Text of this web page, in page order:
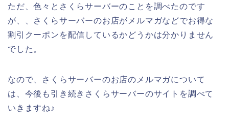
ただ、色々とさくらサーバーのことを調べたのです
が、、さくらサーバーのお店がメルマガなどでお得な
割引クーポンを配信しているかどうかは分かりません
でした。
なので、さくらサーバーのお店のメルマガについて
は、今後も引き続きさくらサーバーのサイトを調べて
いきますね♪